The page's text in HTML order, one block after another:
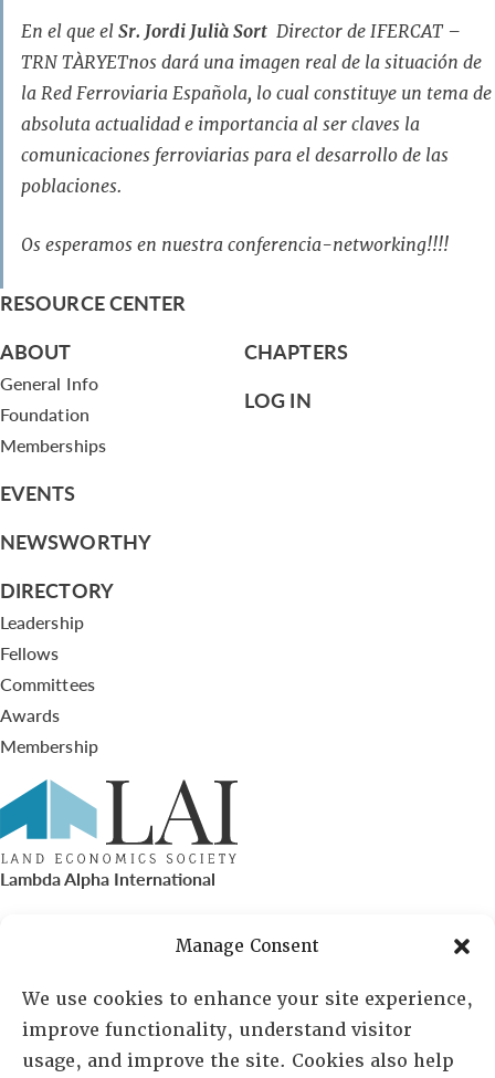
Manage Consent
We use cookies to enhance your site experience,
improve functionality, understand visitor
usage, and improve the site. Cookies also help
En el que elSr. Jordi Julià Sort Director de IFERCAT –
TRN TÀRYETnos dará una imagen real de la situación de
la Red Ferroviaria Española, lo cual constituye un tema de
absoluta actualidad e importancia al ser claves la
comunicaciones ferroviarias para el desarrollo de las
poblaciones.
Os esperamos en nuestra conferencia-networking!!!!
RESOURCE CENTER
ABOUT
General Info
Foundation
Memberships
EVENTS
NEWSWORTHY
DIRECTORY
Leadership
Fellows
Committees
Awards
Membership
CHAPTERS
LOG IN
Lambda Alpha International
PO Box 72720, Phoenix, AZ 85050
Sheila Novak, Executive Director
lai@lai.org